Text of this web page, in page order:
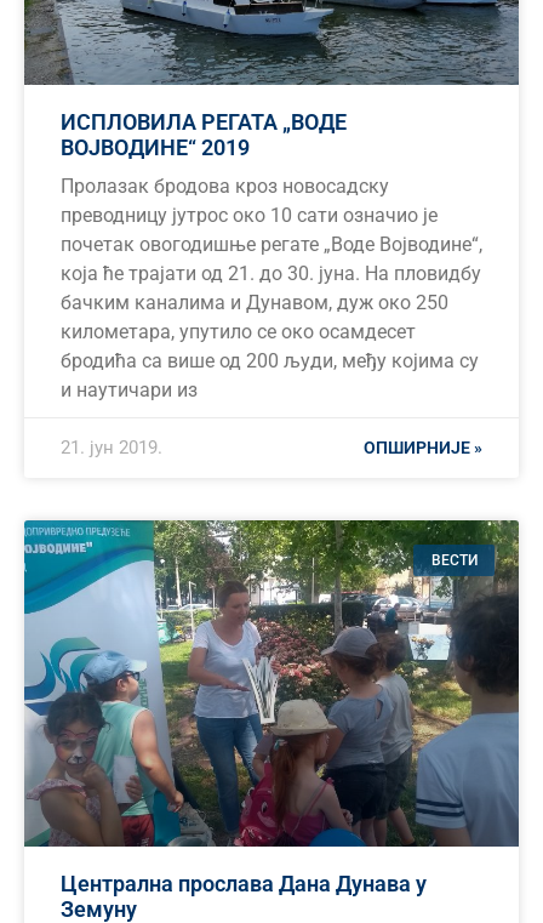
ИСПЛОВИЛА РЕГАТА „ВОДЕ
ВОЈВОДИНЕ“ 2019
Пролазак бродова кроз новосадску
преводницу јутрос око 10 сати означио је
почетак овогодишње регате „Воде Војводине“,
која ће трајати од 21. до 30. јуна. На пловидбу
бачким каналима и Дунавом, дуж око 250
километара, упутило се око осамдесет
бродића са више од 200 људи, међу којима су
и наутичари из
ОПШИРНИЈЕ »
21. јун 2019.
ВЕСТИ
Централна прослава Дана Дунава у
Земуну